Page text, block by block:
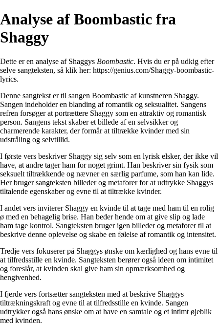
Analyse af Boombastic fra
Shaggy
Dette er en analyse af Shaggys Boombastic. Hvis du er på udkig efter
selve sangteksten, så klik her: https://genius.com/Shaggy-boombastic-
lyrics.
Denne sangtekst er til sangen Boombastic af kunstneren Shaggy.
Sangen indeholder en blanding af romantik og seksualitet. Sangens
refren forsøger at portrættere Shaggy som en attraktiv og romantisk
person. Sangens tekst skaber et billede af en selvsikker og
charmerende karakter, der formår at tiltrække kvinder med sin
udstråling og selvtillid.
I første vers beskriver Shaggy sig selv som en lyrisk elsker, der ikke vil
have, at andre tager ham for noget grimt. Han beskriver sin fysik som
seksuelt tiltrækkende og nævner en særlig parfume, som han kan lide.
Her bruger sangteksten billeder og metaforer for at udtrykke Shaggys
tiltalende egenskaber og evne til at tiltrække kvinder.
I andet vers inviterer Shaggy en kvinde til at tage med ham til en rolig
ø med en behagelig brise. Han beder hende om at give slip og lade
ham tage kontrol. Sangteksten bruger igen billeder og metaforer til at
beskrive denne oplevelse og skabe en følelse af romantik og intensitet.
Tredje vers fokuserer på Shaggys ønske om kærlighed og hans evne til
at tilfredsstille en kvinde. Sangteksten berører også ideen om intimitet
og foreslår, at kvinden skal give ham sin opmærksomhed og
hengivenhed.
I fjerde vers fortsætter sangteksten med at beskrive Shaggys
tiltrækningskraft og evne til at tilfredsstille en kvinde. Sangen
udtrykker også hans ønske om at have en samtale og et intimt øjeblik
med kvinden.